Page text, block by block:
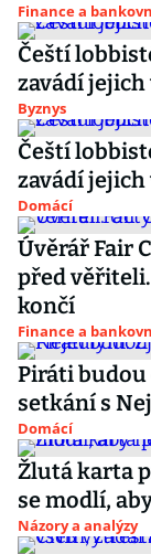
Finance a
Čeští
zavádí
Byznys
Čeští
zavádí
Domácí
Úvěrář Fair
před
končí
Finance a
Piráti
setkání s
Domácí
Žlutá karta
se modlí,
Názory a analýzy